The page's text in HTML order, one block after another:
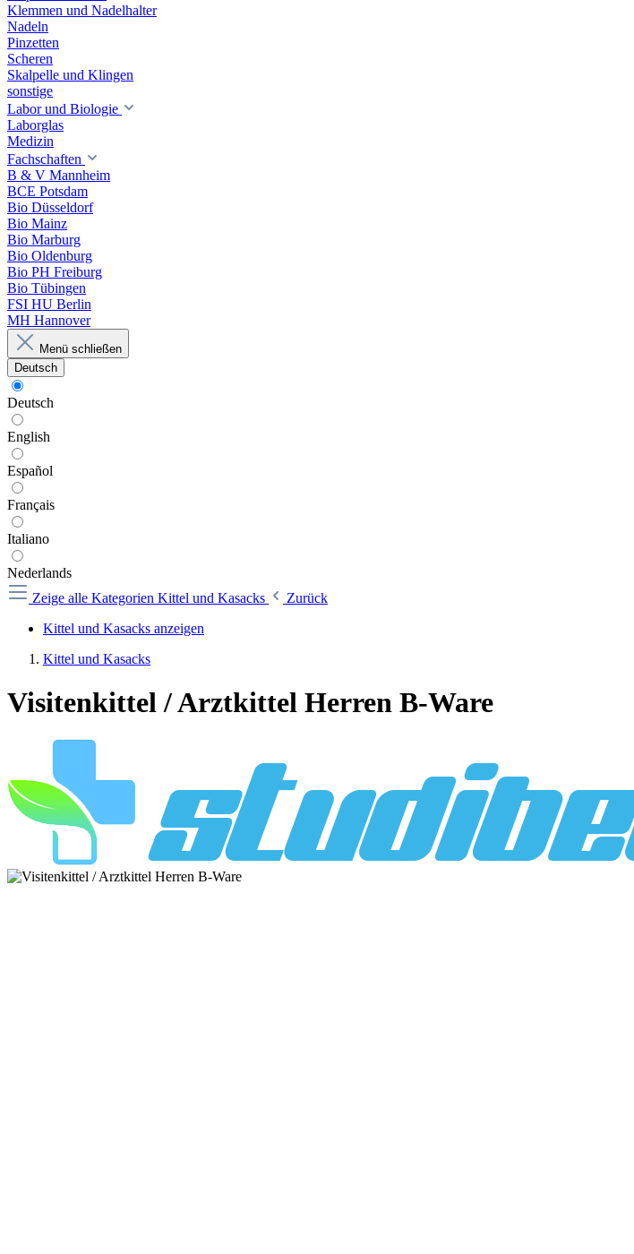
Klemmen und Nadelhalter
Nadeln
Pinzetten
Scheren
Skalpelle und Klingen
sonstige
Labor und Biologie
Laborglas
Medizin
Fachschaften
B & V Mannheim
BCE Potsdam
Bio Düsseldorf
Bio Mainz
Bio Marburg
Bio Oldenburg
Bio PH Freiburg
Bio Tübingen
FSI HU Berlin
MH Hannover
Menü schließen
Deutsch
Deutsch
English
Español
Français
Italiano
Nederlands
Zeige alle Kategorien Kittel und Kasacks
Zurück
Kittel und Kasacks anzeigen
Kittel und Kasacks
Visitenkittel / Arztkittel Herren B-Ware